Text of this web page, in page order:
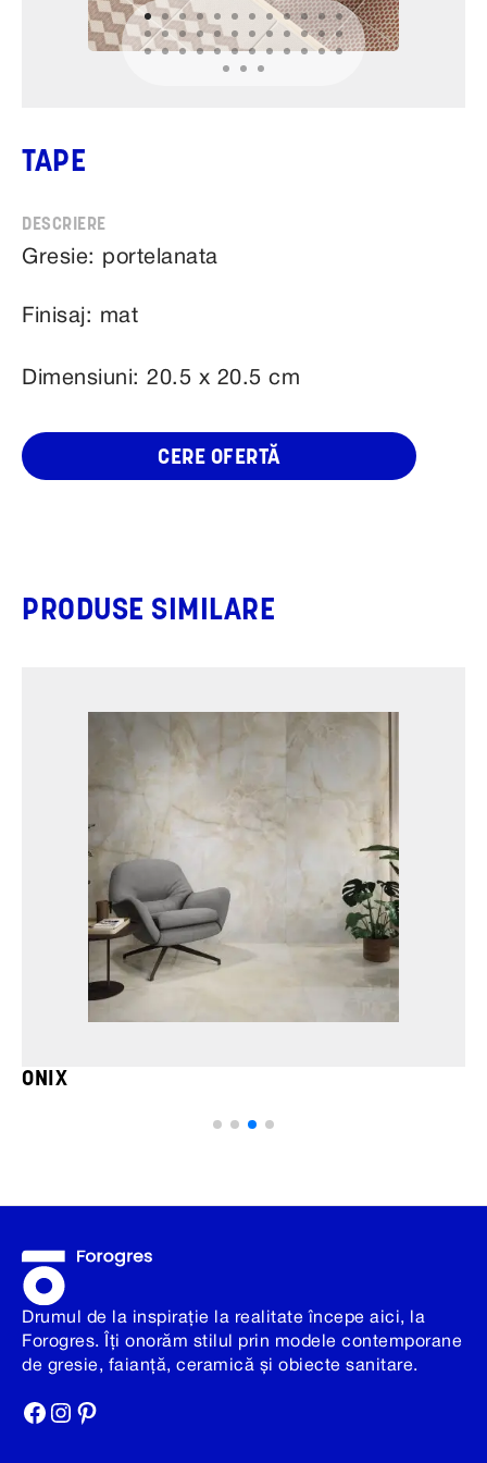
TAPE
Gresie: portelanata
Finisaj: mat
Dimensiuni: 20.5 x 20.5 cm
CERE OFERTĂ
PRODUSE SIMILARE
ONIX
Drumul de la inspirație la realitate începe aici, la
Forogres. Îți onorăm stilul prin modele contemporane
de gresie, faianță, ceramică și obiecte sanitare.
Facebook
Instagram
Pinterest